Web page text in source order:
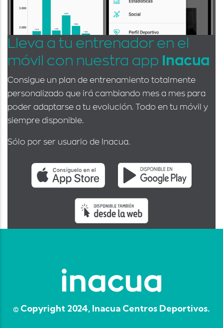
Lleva a tu entrenador en el
móvil con nuestra app
Inacua
Consigue un plan de entrenamiento totalmente
personalizado que irá cambiando mes a mes para
poder adaptarse a tu evolución. Todo en tu móvil y
siempre disponible.
Sólo por ser usuario de Inacua.
© Copyright 2024, Inacua Centros Deportivos.